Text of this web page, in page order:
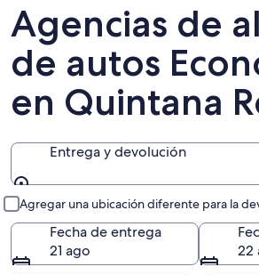
Agencias de
de autos
en Quintana
Entrega y devolución
Agregar una ubicación diferente para la
Fecha de entrega
21 ago
22